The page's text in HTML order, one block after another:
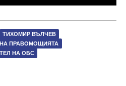
ТИХОМИР ВЪЛЧЕВ
ПРАВОМОЩИЯТА
НА ОБС